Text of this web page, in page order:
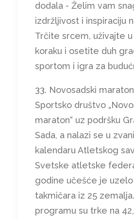
dodala - Želim vam
izdržljivost i inspiraciju
Trčite srcem, uživajte
koraku i osetite duh
sportom i igra za
33. Novosadski
Sportsko društvo
maraton“ uz podršku
Sada, a nalazi se u
kalendaru Atletskog
Svetske atletske
godine učešće je uzelo
takmičara iz 25
programu su trke na